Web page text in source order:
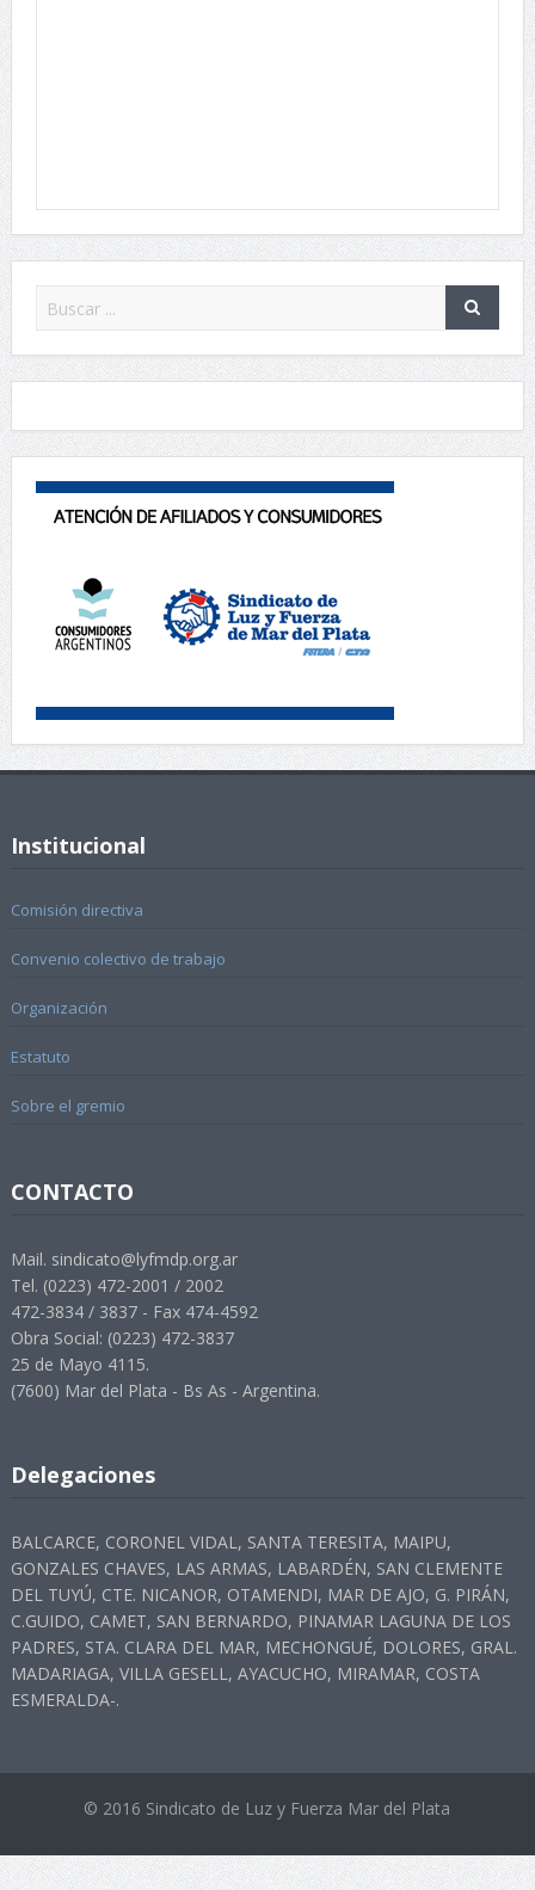
Institucional
Comisión directiva
Convenio colectivo de trabajo
Organización
Estatuto
Sobre el gremio
CONTACTO
Mail. sindicato@lyfmdp.org.ar
Tel. (0223) 472-2001 / 2002
472-3834 / 3837 - Fax 474-4592
Obra Social: (0223) 472-3837
25 de Mayo 4115.
(7600) Mar del Plata - Bs As - Argentina.
Delegaciones
BALCARCE, CORONEL VIDAL, SANTA TERESITA, MAIPU,
GONZALES CHAVES, LAS ARMAS, LABARDÉN, SAN CLEMENTE
DEL TUYÚ, CTE. NICANOR, OTAMENDI, MAR DE AJO, G. PIRÁN,
C.GUIDO, CAMET, SAN BERNARDO, PINAMAR LAGUNA DE LOS
PADRES, STA. CLARA DEL MAR, MECHONGUÉ, DOLORES, GRAL.
MADARIAGA, VILLA GESELL, AYACUCHO, MIRAMAR, COSTA
ESMERALDA-.
© 2016 Sindicato de Luz y Fuerza Mar del Plata